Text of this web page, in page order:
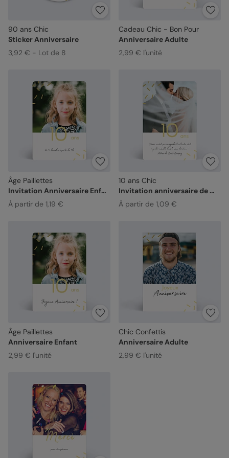
90 ans Chic
Sticker Anniversaire
3,92 € - Lot de 8
Cadeau Chic - Bon Pour
Anniversaire Adulte
2,99 € l'unité
Âge Paillettes
Invitation Anniversaire Enfant
À partir de 1,19 €
10 ans Chic
Invitation anniversaire de mariage
À partir de 1,09 €
Âge Paillettes
Anniversaire Enfant
2,99 € l'unité
Chic Confettis
Anniversaire Adulte
2,99 € l'unité